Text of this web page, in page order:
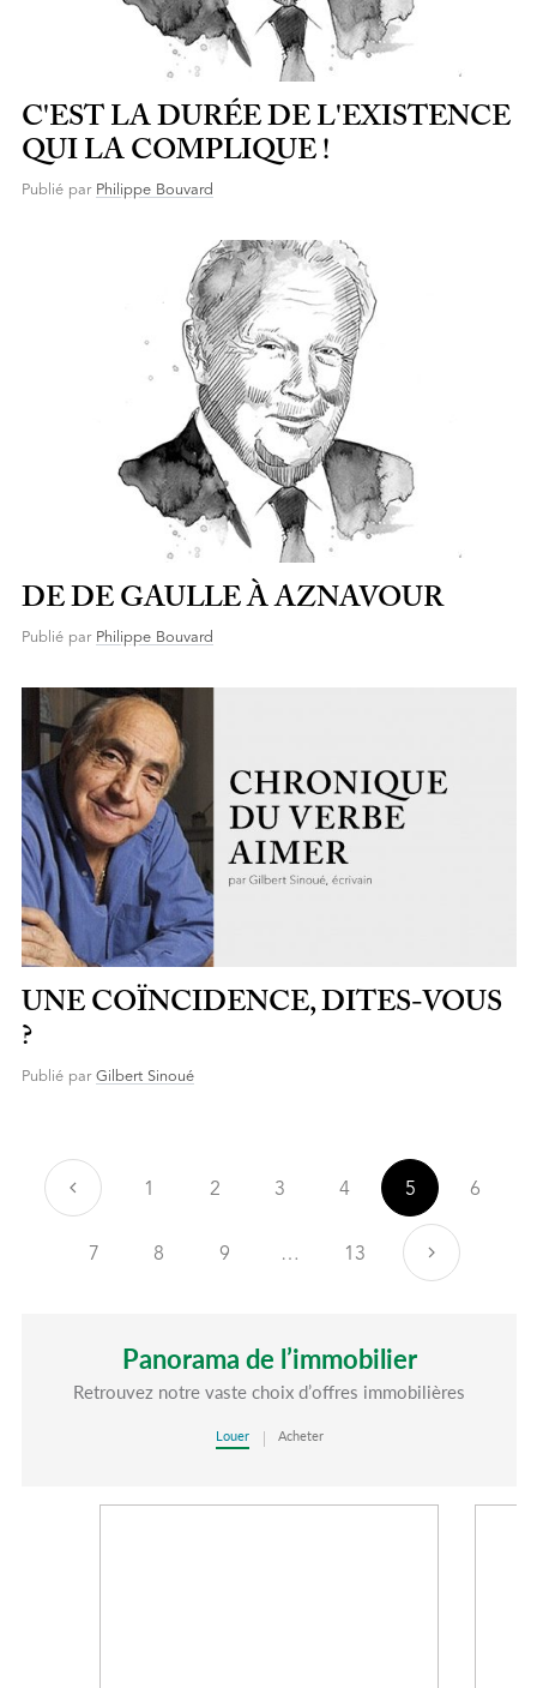
C'EST LA DURÉE DE L'EXISTENCE
QUI LA COMPLIQUE !
Publié par Philippe Bouvard
DE DE GAULLE À AZNAVOUR
Publié par Philippe Bouvard
UNE COÏNCIDENCE, DITES-VOUS
?
Publié par Gilbert Sinoué
Précédent
1 2 3 4 5 6
7 8 9 … 13 Suivant